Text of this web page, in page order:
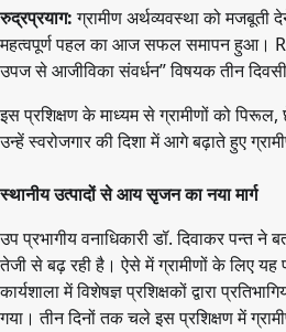
रुद्रप्रयाग:ग्रामीण अर्थव्यवस्था को मजबूती
महत्वपूर्ण पहल का आज सफल समापन हुआ।
उपज से आजीविका संवर्धन” विषयक तीन
इस प्रशिक्षण के माध्यम से ग्रामीणों को
उन्हें स्वरोजगार की दिशा में आगे बढ़ाते हुए
स्थानीय उत्पादों से आय सृजन का नया मार्ग
उप प्रभागीय वनाधिकारी डॉ. दिवाकर पन्त
तेजी से बढ़ रही है। ऐसे में ग्रामीणों के लिए
कार्यशाला में विशेषज्ञ प्रशिक्षकों द्वारा
गया। तीन दिनों तक चले इस प्रशिक्षण में